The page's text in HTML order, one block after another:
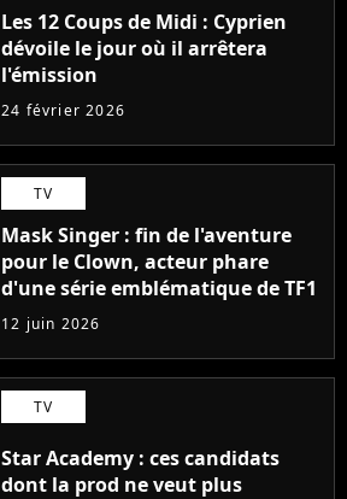
Les 12 Coups de Midi : Cyprien
dévoile le jour où il arrêtera
l'émission
24 février 2026
TV
Mask Singer : fin de l'aventure
pour le Clown, acteur phare
d'une série emblématique de TF1
12 juin 2026
TV
Star Academy : ces candidats
dont la prod ne veut plus